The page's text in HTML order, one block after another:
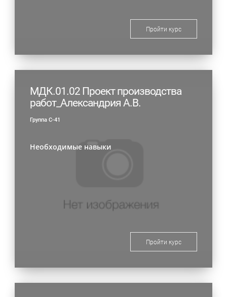
Пройти курс
МДК.01.02 Проект производства
работ_Александрия А.В.
Группа С-41
Необходимые навыки
Пройти курс